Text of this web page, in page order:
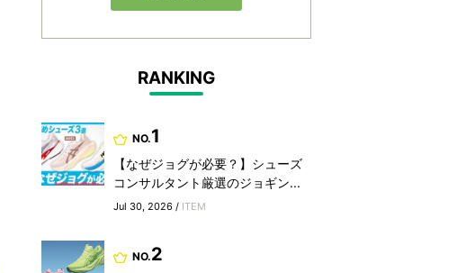
RANKING
NO.1
【なぜジョグが必要？】シューズ
コンサルタント厳選のジョギン...
Jul 30, 2026 / ITEM
NO.2